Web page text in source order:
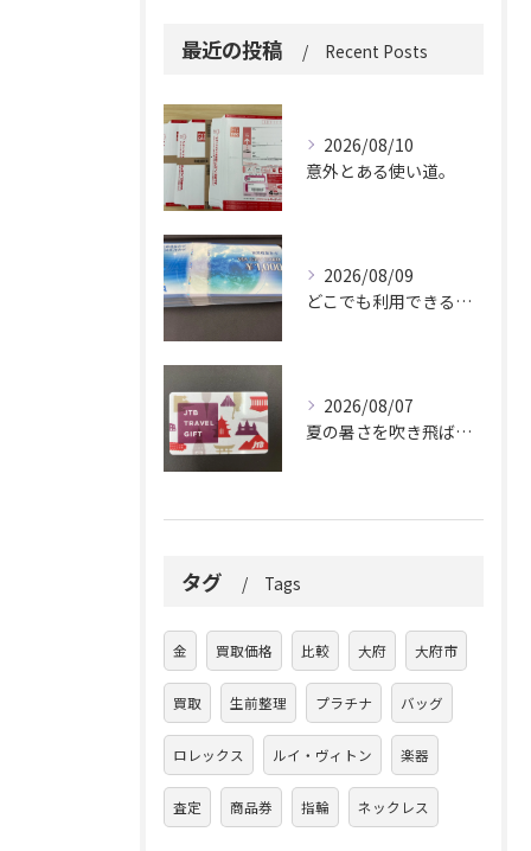
最近の投稿 Recent Posts
2026/08/10
意外とある使い道。
2026/08/09
どこでも利用できる便利さ。
2026/08/07
夏の暑さを吹き飛ばしに来てください。
タグ Tags
金 買取価格 比較 大府 大府市
買取 生前整理 プラチナ バッグ
ロレックス ルイ・ヴィトン 楽器
査定 商品券 指輪 ネックレス